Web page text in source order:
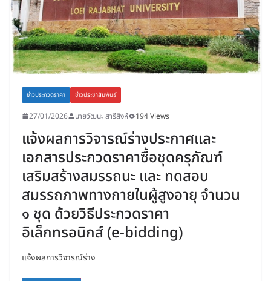
ข่าวประกวดราคา ข่าวประชาสัมพันธ์
27/01/2026 นายวัฒนะ สารีสิงห์ 194 Views
แจ้งผลการวิจารณ์ร่างประกาศและ
เอกสารประกวดราคาซื้อชุดครุภัณฑ์
เสริมสร้างสมรรถนะ และ ทดสอบ
สมรรถภาพทางกายในผู้สูงอายุ จำนวน
๑ ชุด ด้วยวิธีประกวดราคา
อิเล็กทรอนิกส์ (e-bidding)
แจ้งผลการวิจารณ์ร่าง